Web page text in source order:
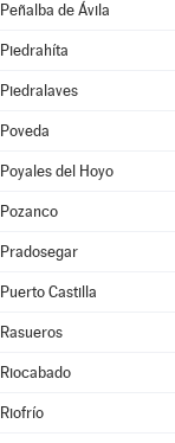
Peñalba de Ávila
Piedrahíta
Piedralaves
Poveda
Poyales del Hoyo
Pozanco
Pradosegar
Puerto Castilla
Rasueros
Riocabado
Riofrío